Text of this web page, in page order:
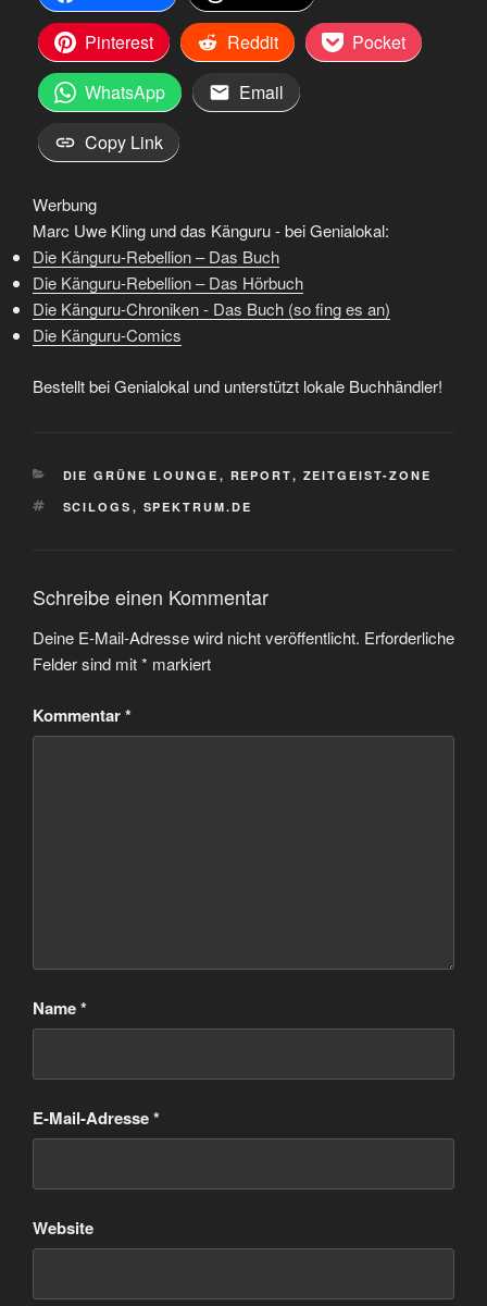
Pinterest
Reddit
Pocket
WhatsApp
Email
Copy Link
Werbung
Marc Uwe Kling und das Känguru - bei Genialokal:
Die Känguru-Rebellion – Das Buch
Die Känguru-Rebellion – Das Hörbuch
Die Känguru-Chroniken - Das Buch (so fing es an)
Die Känguru-Comics
Bestellt bei Genialokal und unterstützt lokale Buchhändler!
KATEGORIEN
DIE GRÜNE LOUNGE , REPORT, ZEITGEIST-ZONE
SCHLAGWÖRTER
SCILOGS , SPEKTRUM.DE
Schreibe einen Kommentar
Deine E-Mail-Adresse wird nicht veröffentlicht. Erforderliche
Felder sind mit* markiert
Kommentar*
Name*
E-Mail-Adresse*
Website